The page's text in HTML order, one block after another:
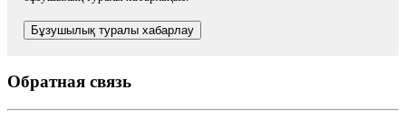
Бұзушылық туралы хабарлау
Обратная связь